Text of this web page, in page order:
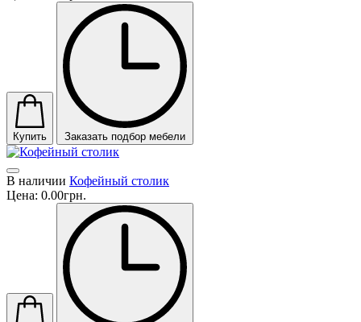
Купить Заказать подбор мебели
В наличии Кофейный столик
Цена: 0.00грн.